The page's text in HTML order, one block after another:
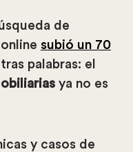
de
subió un 70
palabras: el
ya no es
y casos de